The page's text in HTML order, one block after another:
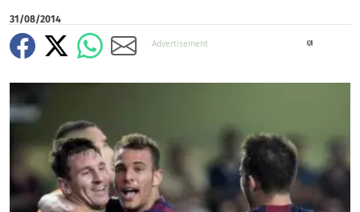
31/08/2014
X